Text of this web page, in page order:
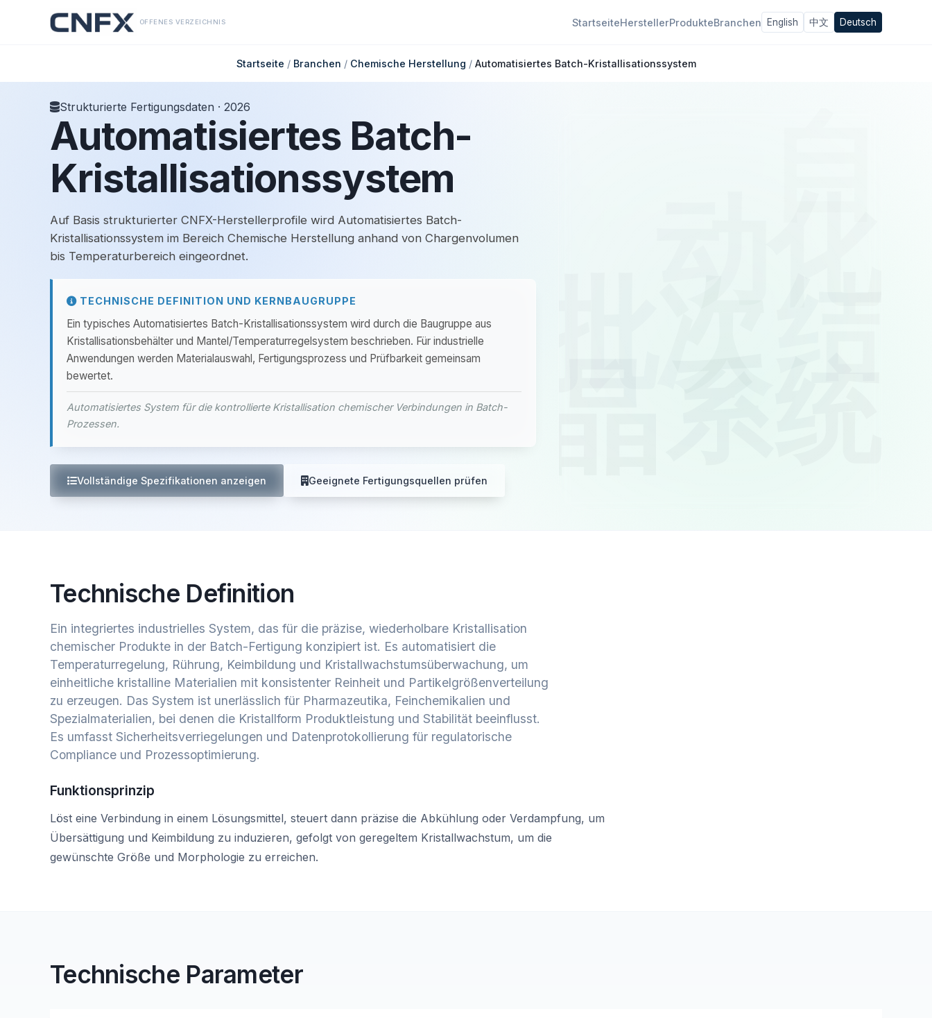
OFFENES VERZEICHNIS StartseiteHerstellerProdukteBranchen English 中文 Deutsch
Startseite / Branchen / Chemische Herstellung / Automatisiertes Batch-Kristallisationssystem
Strukturierte Fertigungsdaten · 2026
Automatisiertes Batch-
Kristallisationssystem
Auf Basis strukturierter CNFX-Herstellerprofile wird Automatisiertes Batch-
Kristallisationssystem im Bereich Chemische Herstellung anhand von Chargenvolumen
bis Temperaturbereich eingeordnet.
TECHNISCHE DEFINITION UND KERNBAUGRUPPE
Ein typisches Automatisiertes Batch-Kristallisationssystem wird durch die Baugruppe aus
Kristallisationsbehälter und Mantel/Temperaturregelsystem beschrieben. Für industrielle
Anwendungen werden Materialauswahl, Fertigungsprozess und Prüfbarkeit gemeinsam
bewertet.
Automatisiertes System für die kontrollierte Kristallisation chemischer Verbindungen in Batch-
Prozessen.
Vollständige Spezifikationen anzeigen Geeignete Fertigungsquellen prüfen
Technische Definition
Ein integriertes industrielles System, das für die präzise, wiederholbare Kristallisation
chemischer Produkte in der Batch-Fertigung konzipiert ist. Es automatisiert die
Temperaturregelung, Rührung, Keimbildung und Kristallwachstumsüberwachung, um
einheitliche kristalline Materialien mit konsistenter Reinheit und Partikelgrößenverteilung
zu erzeugen. Das System ist unerlässlich für Pharmazeutika, Feinchemikalien und
Spezialmaterialien, bei denen die Kristallform Produktleistung und Stabilität beeinflusst.
Es umfasst Sicherheitsverriegelungen und Datenprotokollierung für regulatorische
Compliance und Prozessoptimierung.
Funktionsprinzip
Löst eine Verbindung in einem Lösungsmittel, steuert dann präzise die Abkühlung oder Verdampfung, um
Übersättigung und Keimbildung zu induzieren, gefolgt von geregeltem Kristallwachstum, um die
gewünschte Größe und Morphologie zu erreichen.
Technische Parameter